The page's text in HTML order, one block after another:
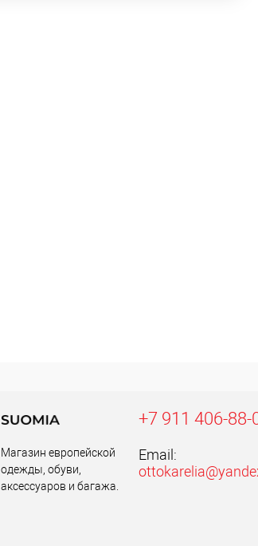
Магазин европейской
одежды, обуви,
аксессуаров и багажа.
+7 911 406-88-
Email: